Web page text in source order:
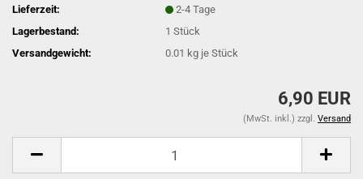
Lieferzeit:
2-4 Tage
Lagerbestand:
1Stück
Versandgewicht:
0.01 kg je Stück
6,90 EUR
(MwSt. inkl.) zzgl. Versand